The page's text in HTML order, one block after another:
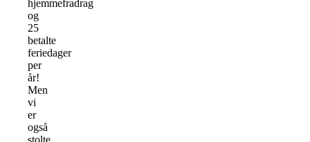
hjemmefradrag
og
25
betalte
feriedager
per
år!
Men
vi
er
også